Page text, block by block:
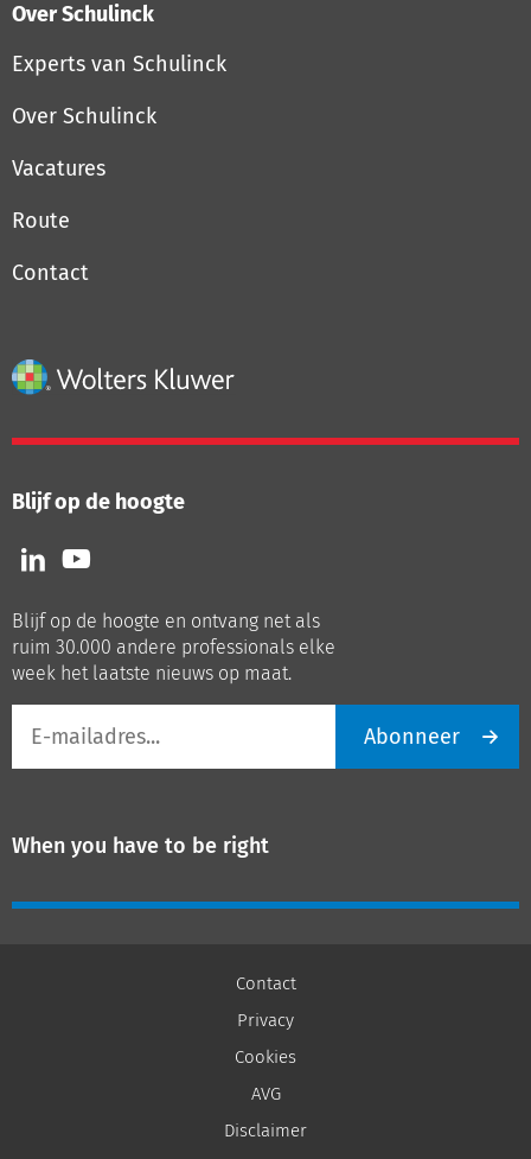
Over Schulinck
Experts van Schulinck
Over Schulinck
Vacatures
Route
Contact
Blijf op de hoogte
Volg
ons
LinkedIn
Volg
ons
Youtube
Blijf op de hoogte en ontvang net als
ruim 30.000 andere professionals elke
week het laatste nieuws op maat.
mailadres
Abonneer
When you have to be right
Contact
Privacy
Cookies
AVG
Disclaimer